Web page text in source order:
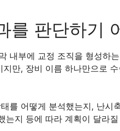
를 판단하기
내부에 교정 조직을 형성하
만, 장비 이름 하나만으로
를 어떻게 분석했는지, 난시
는지 등에 따라 계획이 달라